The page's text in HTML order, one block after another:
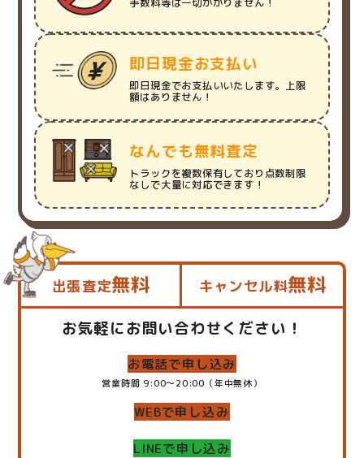
手数料等は一切かかりません！
即日現金お支払い
即日現金でお支払いいたします。上限
額はありません！
なんでも無料査定
トラックを複数保有しており点数制限
なしで大量に対応できます！
出張査定無料 キャンセル料無料
お気軽にお問い合わせください！
お電話で申し込み
営業時間 9:00～20:00（年中無休）
WEBで申し込み
LINEで申し込み